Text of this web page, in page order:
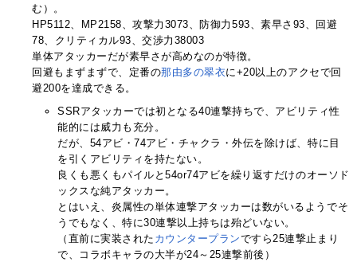
む）。
HP5112、MP2158、攻撃力3073、防御力593、素早さ93、回避
78、クリティカル93、交渉力38003
単体アタッカーだが素早さが高めなのが特徴。
回避もまずまずで、定番の那由多の翠衣に+20以上のアクセで回
避200を達成できる。
SSRアタッカーでは初となる40連撃持ちで、アビリティ性
能的には威力も充分。
だが、54アビ・74アビ・チャクラ・外伝を除けば、特に目
を引くアビリティを持たない。
良くも悪くもパイルと54or74アビを繰り返すだけのオーソド
ックスな純アタッカー。
とはいえ、炎属性の単体連撃アタッカーは数がいるようでそ
うでもなく、特に30連撃以上持ちは殆どいない。
（直前に実装された カウンタープランですら25連撃止まり
で、コラボキャラの大半が24～25連撃前後）